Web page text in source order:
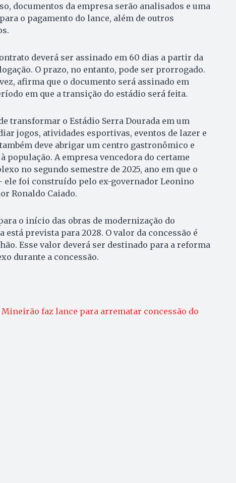
documentos da empresa serão analisados e uma
o pagamento do lance, além de outros
deverá ser assinado em 60 dias a partir da
O prazo, no entanto, pode ser prorrogado.
afirma que o documento será assinado em
em que a transição do estádio será feita.
transformar o Estádio Serra Dourada em um
jogos, atividades esportivas, eventos de lazer e
deve abrigar um centro gastronômico e
população. A empresa vencedora do certame
no segundo semestre de 2025, ano em que o
ele foi construído pelo ex-governador Leonino
Ronaldo Caiado.
o início das obras de modernização do
está prevista para 2028. O valor da concessão é
Esse valor deverá ser destinado para a reforma
durante a concessão.
faz lance para arrematar concessão do